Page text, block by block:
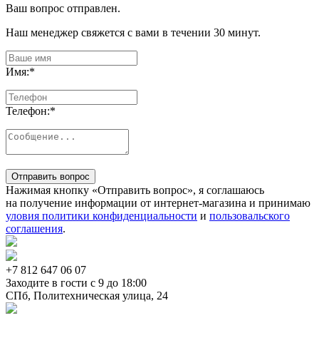
Ваш вопрос отправлен.
Наш менеджер свяжется с вами в течении 30 минут.
Имя:*
Телефон:*
Отправить вопрос
Нажимая кнопку «Отправить вопрос», я соглашаюсь
на получение информации от интернет-магазина и принимаю
уловия политики конфиденциальности и пользовальского
соглашения.
+7 812 647 06 07
Заходите в гости c 9 до 18:00
СПб, Политехническая улица, 24